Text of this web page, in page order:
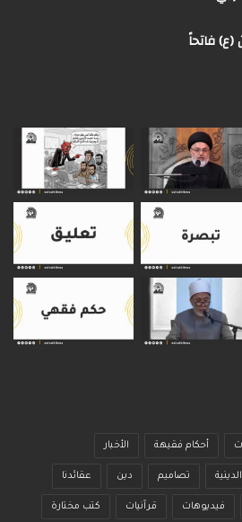
م
فاتحاً
أحكام فقيهة الأخبار
تصاميم دين عقائدنا
فيديوهات قرآنيات كتب مختارة